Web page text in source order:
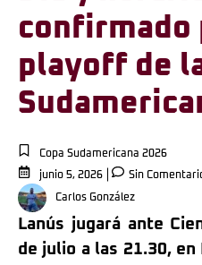
confirmado
playoff de
Copa Sudamericana 2026
junio 5, 2026
Sin
Carlos González
Lanús jugará ante
de julio a las 21.30,